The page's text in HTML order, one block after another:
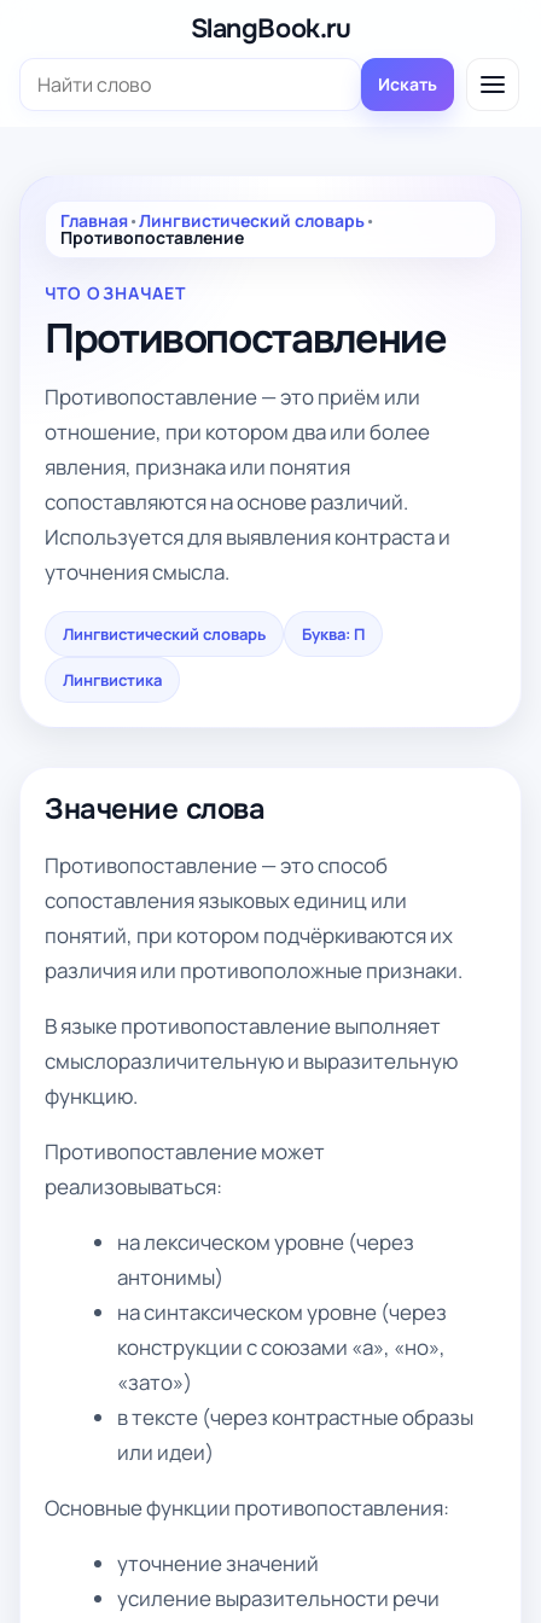
содержимому
SlangBook.ru
Поиск: Искать
Главная•Лингвистический словарь•
Противопоставление
ЧТО ОЗНАЧАЕТ
Противопоставление
Противопоставление — это приём или
отношение, при котором два или более
явления, признака или понятия
сопоставляются на основе различий.
Используется для выявления контраста и
уточнения смысла.
Лингвистический словарь Буква: П
Лингвистика
Значение слова
Противопоставление — это способ
сопоставления языковых единиц или
понятий, при котором подчёркиваются их
различия или противоположные признаки.
В языке противопоставление выполняет
смыслоразличительную и выразительную
функцию.
Противопоставление может
реализовываться:
на лексическом уровне (через
антонимы)
на синтаксическом уровне (через
конструкции с союзами «а», «но»,
«зато»)
в тексте (через контрастные образы
или идеи)
Основные функции противопоставления:
уточнение значений
усиление выразительности речи